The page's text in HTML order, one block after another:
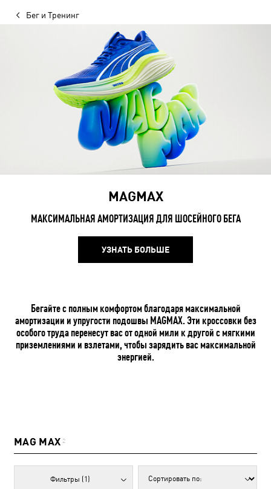
Бег и Тренинг
MAGMAX
МАКСИМАЛЬНАЯ АМОРТИЗАЦИЯ ДЛЯ ШОСЕЙНОГО БЕГА
УЗНАТЬ БОЛЬШЕ
Бегайте с полным комфортом благодаря максимальной
амортизации и упругости подошвы MAGMAX. Эти кроссовки без
особого труда перенесут вас от одной мили к другой с мягкими
приземлениями и взлетами, чтобы зарядить вас максимальной
энергией.
MAG MAX 2
Фильтры (1)